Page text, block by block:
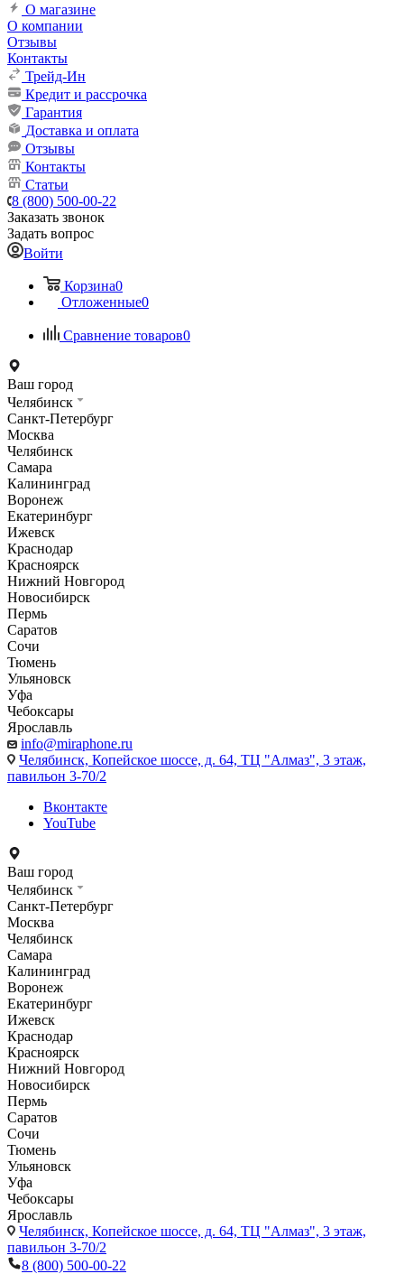
О магазине
О компании
Отзывы
Контакты
Трейд-Ин
Кредит и рассрочка
Гарантия
Доставка и оплата
Отзывы
Контакты
Статьи
8 (800) 500-00-22
Заказать звонок
Задать вопрос
Войти
Корзина0
Отложенные0
Сравнение товаров0
Ваш город
Челябинск
Санкт-Петербург
Москва
Челябинск
Самара
Калининград
Воронеж
Екатеринбург
Ижевск
Краснодар
Красноярск
Нижний Новгород
Новосибирск
Пермь
Саратов
Сочи
Тюмень
Ульяновск
Уфа
Чебоксары
Ярославль
info@miraphone.ru
Челябинск, Копейское шоссе, д. 64, ТЦ "Алмаз", 3 этаж,
павильон 3-70/2
Вконтакте
YouTube
Ваш город
Челябинск
Санкт-Петербург
Москва
Челябинск
Самара
Калининград
Воронеж
Екатеринбург
Ижевск
Краснодар
Красноярск
Нижний Новгород
Новосибирск
Пермь
Саратов
Сочи
Тюмень
Ульяновск
Уфа
Чебоксары
Ярославль
Челябинск, Копейское шоссе, д. 64, ТЦ "Алмаз", 3 этаж,
павильон 3-70/2
8 (800) 500-00-22